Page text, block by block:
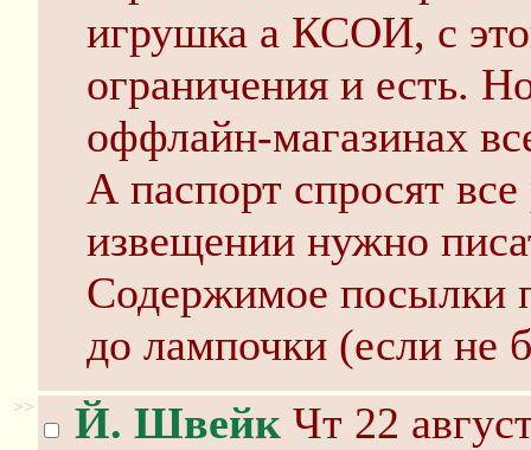
игрушка а КСОИ, с
ограничения и есть.
оффлайн-магазинах
А паспорт спросят
извещении нужно
Содержимое посылки
до лампочки (если не
>> Й. Швейк Чт 22